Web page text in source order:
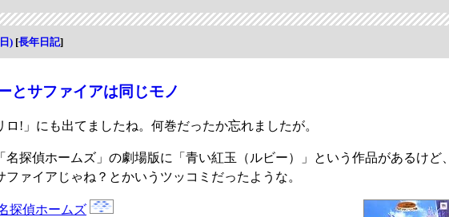
) [長年日記]
とサファイアは同じモノ
ロ!」にも出てましたね。何巻だったか忘れましたが。
名探偵ホームズ」の劇場版に「青い紅玉（ルビー）」という作品があるけど、
ファイアじゃね？とかいうツッコミだったような。
探偵ホームズ